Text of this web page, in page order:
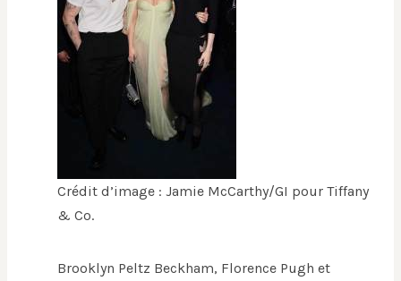
Crédit d’image : Jamie McCarthy/GI pour Tiffany
& Co.
Brooklyn Peltz Beckham, Florence Pugh et